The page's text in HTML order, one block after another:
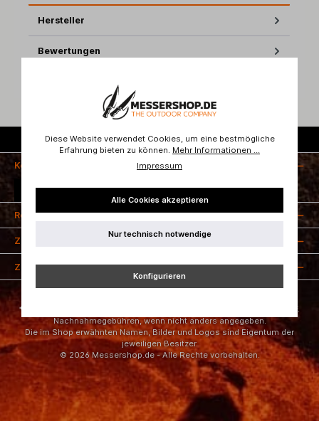
Hersteller
Bewertungen
Kostenloser Versand ab 50 Euro
Kontakt
Vertrag widerrufen
Rechtliches
Zahlungsarten
Zertifizierung
* Alle Preise inkl. gesetzl. Mehrwertsteuer zzgl.
und ggf.
Nachnahmegebühren, wenn nicht anders angegeben.
Die im Shop erwähnten Namen, Bilder und Logos sind Eigentum der
jeweiligen Besitzer.
© 2026 Messershop.de - Alle Rechte vorbehalten.
Diese Website verwendet Cookies, um eine bestmögliche
Erfahrung bieten zu können. Mehr Informationen ...
Impressum
Alle Cookies akzeptieren
Nur technisch notwendige
Konfigurieren